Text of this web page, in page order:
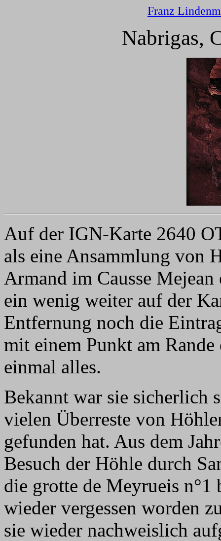
Franz
Nabrigas,
Auf der IGN-Karte 2640
als eine Ansammlung von
Armand im Causse
ein wenig weiter auf der
Entfernung noch die
mit einem Punkt am
einmal alles.
Bekannt war sie sicherlich
vielen Überreste von
gefunden hat. Aus dem
Besuch der Höhle durch
die grotte de Meyrueis n°1
wieder vergessen worden
sie wieder nachweislich